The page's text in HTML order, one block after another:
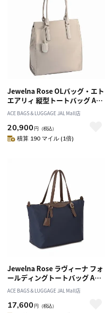
Jewelna Rose OLバッグ・エト
エアリィ 縦型トートバッグ A4
サイズ 16272
ACE BAGS＆LUGGAGE JAL Mall店
20,900 円 （税込）
積算 190 マイル (1倍)
Jewelna Rose ラヴィーナ フォ
ールディングトートバッグ A4
サイズ 16291
ACE BAGS＆LUGGAGE JAL Mall店
17,600 円 （税込）